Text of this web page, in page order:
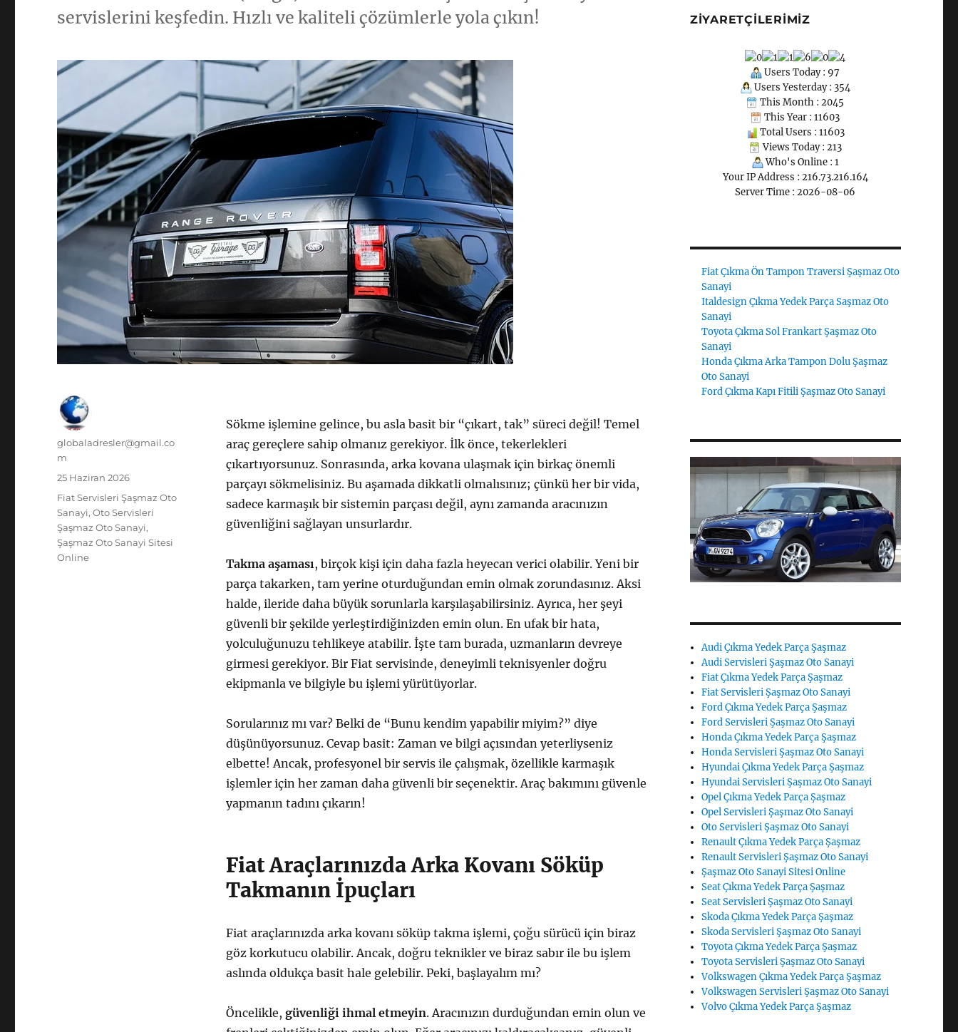
servislerini keşfedin. Hızlı ve kaliteli çözümlerle yola çıkın!
Sökme işlemine gelince, bu asla basit bir “çıkart, tak” süreci değil! Temel
araç gereçlere sahip olmanız gerekiyor. İlk önce, tekerlekleri
çıkartıyorsunuz. Sonrasında, arka kovana ulaşmak için birkaç önemli
parçayı sökmelisiniz. Bu aşamada dikkatli olmalısınız; çünkü her bir vida,
sadece karmaşık bir sistemin parçası değil, aynı zamanda aracınızın
güvenliğini sağlayan unsurlardır.
Takma aşaması, birçok kişi için daha fazla heyecan verici olabilir. Yeni bir
parça takarken, tam yerine oturduğundan emin olmak zorundasınız. Aksi
halde, ileride daha büyük sorunlarla karşılaşabilirsiniz. Ayrıca, her şeyi
güvenli bir şekilde yerleştirdiğinizden emin olun. En ufak bir hata,
yolculuğunuzu tehlikeye atabilir. İşte tam burada, uzmanların devreye
girmesi gerekiyor. Bir Fiat servisinde, deneyimli teknisyenler doğru
ekipmanla ve bilgiyle bu işlemi yürütüyorlar.
Sorularınız mı var? Belki de “Bunu kendim yapabilir miyim?” diye
düşünüyorsunuz. Cevap basit: Zaman ve bilgi açısından yeterliyseniz
elbette! Ancak, profesyonel bir servis ile çalışmak, özellikle karmaşık
işlemler için her zaman daha güvenli bir seçenektir. Araç bakımını güvenle
yapmanın tadını çıkarın!
Fiat Araçlarınızda Arka Kovanı Söküp
Takmanın İpuçları
Fiat araçlarınızda arka kovanı söküp takma işlemi, çoğu sürücü için biraz
göz korkutucu olabilir. Ancak, doğru teknikler ve biraz sabır ile bu işlem
aslında oldukça basit hale gelebilir. Peki, başlayalım mı?
Öncelikle, güvenliği ihmal etmeyin. Aracınızın durduğundan emin olun ve
Yazar
globaladresler@gmail.co
m
Yayın
tarihi
25 Haziran 2026
Kategoriler
Fiat Servisleri Şaşmaz Oto
Sanayi,Oto Servisleri
Şaşmaz Oto Sanayi,
Şaşmaz Oto Sanayi Sitesi
Online
ZIYARETÇILERIMIZ
Users Today : 97
Users Yesterday : 354
This Month : 2045
This Year : 11603
Total Users : 11603
Views Today : 213
Who's Online : 1
Your IP Address : 216.73.216.164
Server Time : 2026-08-06
Fiat Çıkma Ön Tampon Traversi Şaşmaz Oto
Sanayi
Italdesign Çıkma Yedek Parça Saşmaz Oto
Sanayi
Toyota Çıkma Sol Frankart Şaşmaz Oto
Sanayi
Honda Çıkma Arka Tampon Dolu Şaşmaz
Oto Sanayi
Ford Çıkma Kapı Fitili Şaşmaz Oto Sanayi
Audi Çıkma Yedek Parça Şaşmaz
Audi Servisleri Şaşmaz Oto Sanayi
Fiat Çıkma Yedek Parça Şaşmaz
Fiat Servisleri Şaşmaz Oto Sanayi
Ford Çıkma Yedek Parça Şaşmaz
Ford Servisleri Şaşmaz Oto Sanayi
Honda Çıkma Yedek Parça Şaşmaz
Honda Servisleri Şaşmaz Oto Sanayi
Hyundai Çıkma Yedek Parça Şaşmaz
Hyundai Servisleri Şaşmaz Oto Sanayi
Opel Çıkma Yedek Parça Şaşmaz
Opel Servisleri Şaşmaz Oto Sanayi
Oto Servisleri Şaşmaz Oto Sanayi
Renault Çıkma Yedek Parça Şaşmaz
Renault Servisleri Şaşmaz Oto Sanayi
Şaşmaz Oto Sanayi Sitesi Online
Seat Çıkma Yedek Parça Şaşmaz
Seat Servisleri Şaşmaz Oto Sanayi
Skoda Çıkma Yedek Parça Şaşmaz
Skoda Servisleri Şaşmaz Oto Sanayi
Toyota Çıkma Yedek Parça Şaşmaz
Toyota Servisleri Şaşmaz Oto Sanayi
Volkswagen Çıkma Yedek Parça Şaşmaz
Volkswagen Servisleri Şaşmaz Oto Sanayi
Volvo Çıkma Yedek Parça Şaşmaz